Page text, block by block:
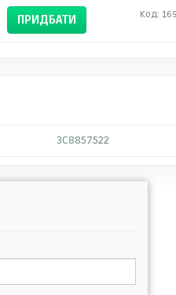
ПРИДБАТИ Код:
3C8857522